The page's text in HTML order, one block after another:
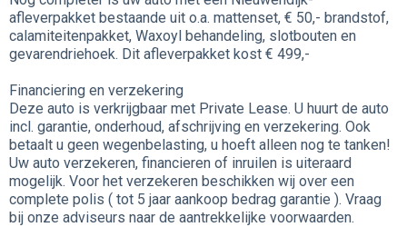
afleverpakket bestaande uit o.a. mattenset, € 50,- brandstof,
calamiteitenpakket, Waxoyl behandeling, slotbouten en
gevarendriehoek. Dit afleverpakket kost € 499,-
Financiering en verzekering
Deze auto is verkrijgbaar met Private Lease. U huurt de auto
incl. garantie, onderhoud, afschrijving en verzekering. Ook
betaalt u geen wegenbelasting, u hoeft alleen nog te tanken!
Uw auto verzekeren, financieren of inruilen is uiteraard
mogelijk. Voor het verzekeren beschikken wij over een
complete polis ( tot 5 jaar aankoop bedrag garantie ). Vraag
bij onze adviseurs naar de aantrekkelijke voorwaarden.